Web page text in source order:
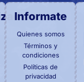
Informate
Quienes somos
Términos y
condiciones
Políticas de
privacidad